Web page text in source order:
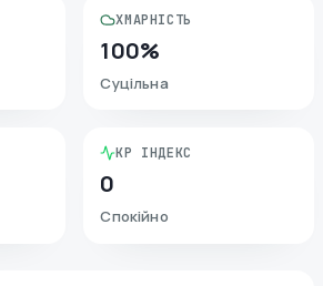
ХМАРНІСТЬ
100%
Суцільна
KP ІНДЕКС
0
Спокійно